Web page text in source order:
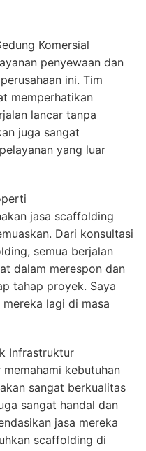
Komersial
penyewaan dan
ini. Tim
memperhatikan
lancar tanpa
juga sangat
yang luar
jasa scaffolding
Dari konsultasi
semua berjalan
dalam merespon dan
tahap proyek. Saya
lagi di masa
Infrastruktur
memahami kebutuhan
sangat berkualitas
sangat handal dan
jasa mereka
scaffolding di